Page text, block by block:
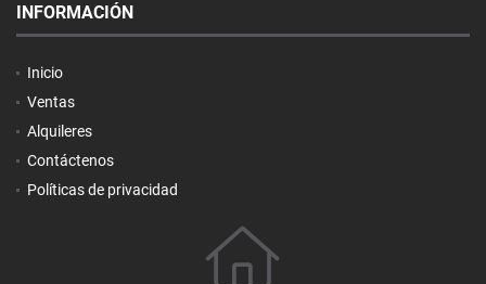
INFORMACIÓN
Inicio
Ventas
Alquileres
Contáctenos
Políticas de privacidad